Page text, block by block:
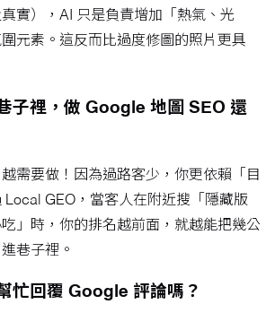
真實），AI 只是負責增加「熱氣、光
元素。這反而比過度修圖的照片更具
子裡，做 Google 地圖 SEO 還
需要做！因為過路客少，你更依賴「目
Local GEO，當客人在附近搜「隱藏版
」時，你的排名越前面，就越能把幾公
巷子裡。
忙回覆 Google 評論嗎？